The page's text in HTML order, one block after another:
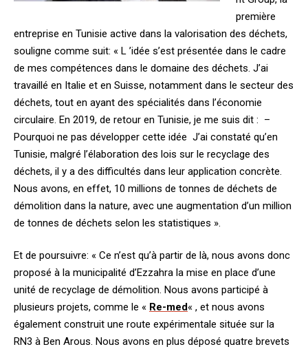
première
entreprise en Tunisie active dans la valorisation des déchets,
souligne comme suit: « L ’idée s’est présentée dans le cadre
de mes compétences dans le domaine des déchets. J’ai
travaillé en Italie et en Suisse, notamment dans le secteur des
déchets, tout en ayant des spécialités dans l’économie
circulaire. En 2019, de retour en Tunisie, je me suis dit : –
Pourquoi ne pas développer cette idée J’ai constaté qu’en
Tunisie, malgré l’élaboration des lois sur le recyclage des
déchets, il y a des difficultés dans leur application concrète.
Nous avons, en effet, 10 millions de tonnes de déchets de
démolition dans la nature, avec une augmentation d’un million
de tonnes de déchets selon les statistiques ».
Et de poursuivre: « Ce n’est qu’à partir de là, nous avons donc
proposé à la municipalité d’Ezzahra la mise en place d’une
unité de recyclage de démolition. Nous avons participé à
plusieurs projets, comme le « Re-med« , et nous avons
également construit une route expérimentale située sur la
RN3 à Ben Arous. Nous avons en plus déposé quatre brevets